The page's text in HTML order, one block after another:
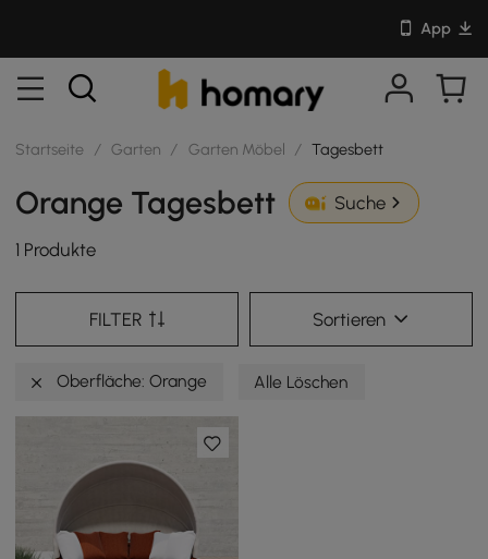
App
Startseite / Garten / Garten Möbel / Tagesbett
Orange Tagesbett Suche
1 Produkte
FILTER Sortieren
Oberfläche: Orange Alle Löschen